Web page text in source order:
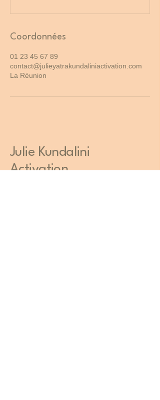
Coordonnées
01 23 45 67 89
contact@julieyatrakundaliniactivation.com
La Réunion
Julie Kundalini
Activation